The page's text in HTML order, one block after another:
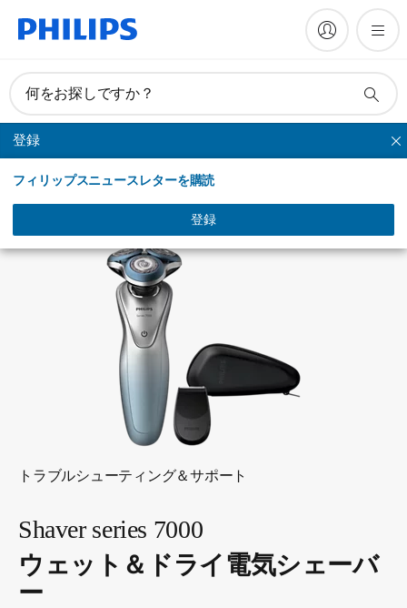
何をお探しですか？
登録
フィリップスニュースレターを購読
登録
シリーズシェーバー
トラブルシューティング＆サポート
Shaver series 7000
ウェット＆ドライ電気シェーバ
ー
FAQ